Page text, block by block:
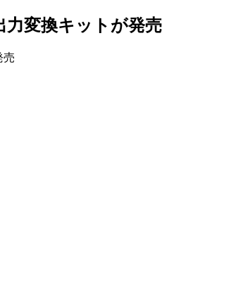
力変換キットが発売